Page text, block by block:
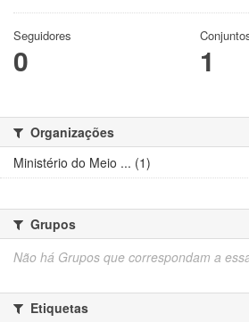
Seguidores
0 1
Organizações
Ministério do Meio ... (1)
Grupos
Não há Grupos que correspondam a
Etiquetas